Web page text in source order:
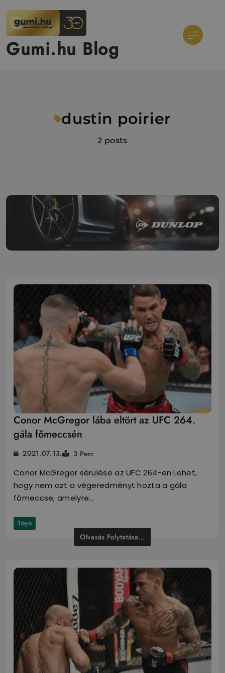
tartalomra
Gumi.hu Blog
dustin poirier
2 posts
Conor McGregor lába eltört az UFC 264.
gála főmeccsén
2021.07.13. 3 Perc
Conor McGregor sérülése az UFC 264-en Lehet,
hogy nem azt a végeredményt hozta a gála
főmeccse, amelyre…
Toyo
Olvasás Folytatása...